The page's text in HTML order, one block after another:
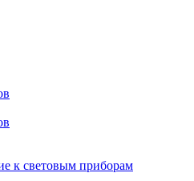
к световым приборам